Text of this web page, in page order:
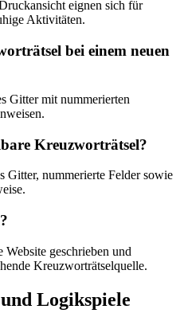
eignen sich für
Aktivitäten.
bei einem neuen
Gitter mit nummerierten
Kreuzworträtsel?
Gitter, nummerierte Felder sowie
geschrieben und
Kreuzworträtselquelle.
Logikspiele